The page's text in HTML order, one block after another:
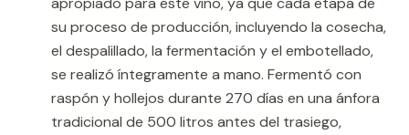
su proceso de producción, incluyendo la cosecha,
el despalillado, la fermentación y el embotellado,
se realizó íntegramente a mano. Fermentó con
raspón y hollejos durante 270 días en una ánfora
tradicional de 500 litros antes del trasiego,